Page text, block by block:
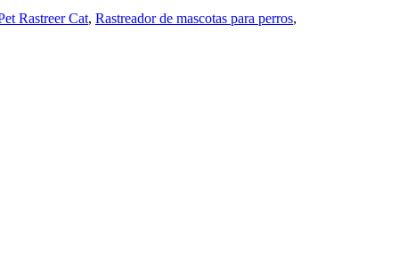
Rastreer Cat, Rastreador de mascotas para perros,